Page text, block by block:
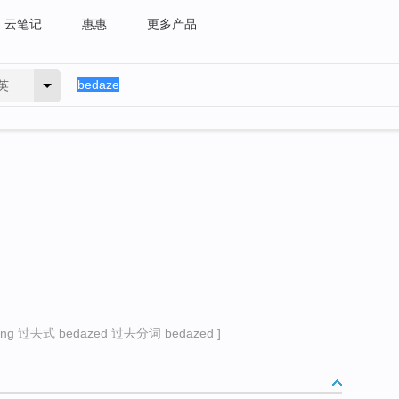
云笔记 惠惠 更多产品
过去式 bedazed 过去分词 bedazed ]